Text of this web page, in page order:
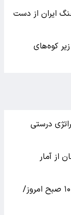
در جنگ ایران از دست
کوه‌های
درستی
از آمار
اعمال محدودیت تردد در چالوس از ساعت ۱۰ صبح امروز/